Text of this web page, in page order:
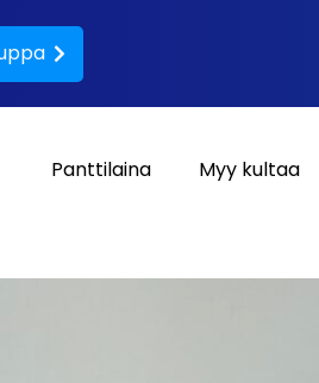
Panttilaina Myy kultaa